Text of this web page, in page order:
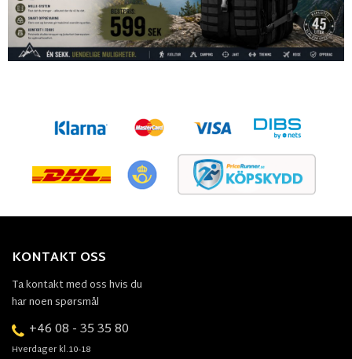
KONTAKT OSS
Ta kontakt med oss hvis du
har noen spørsmål
+46 08 - 35 35 80
Hverdager kl.10-18